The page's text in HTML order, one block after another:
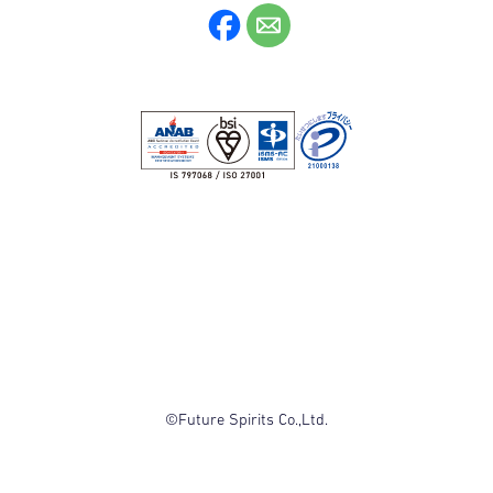
©Future Spirits Co.,Ltd.